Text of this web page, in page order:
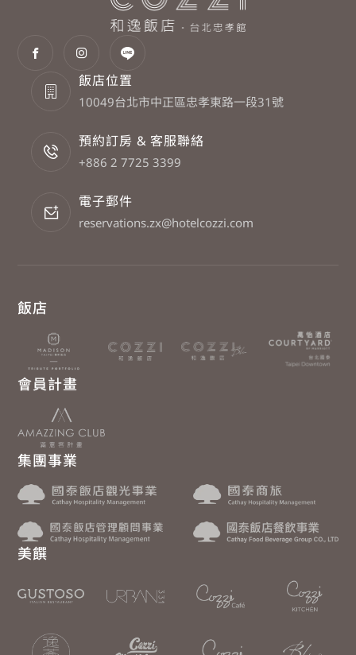
飯店位置
10049台北市中正區忠孝東路一段31號
預約訂房 & 客服聯絡
+886 2 7725 3399
電子郵件
reservations.zx@hotelcozzi.com
飯店
會員計畫
集團事業
美饌